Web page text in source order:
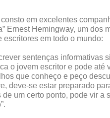
em excelentes
Ernest Hemingway, um dos
em todo o mundo:
sentenças informativas
o jovem escritor e pode até
que conheço e peço
deve-se estar preparado
um certo ponto, pode vir a